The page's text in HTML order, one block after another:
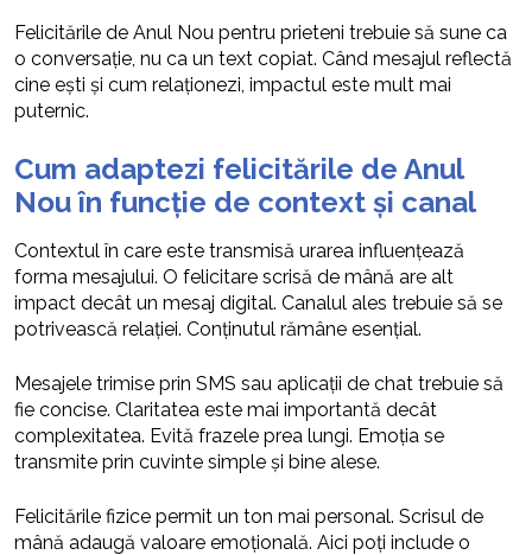
Felicitările de Anul Nou pentru prieteni trebuie să sune ca
o conversație, nu ca un text copiat. Când mesajul reflectă
cine ești și cum relaționezi, impactul este mult mai
puternic.
Cum adaptezi felicitările de Anul
Nou în funcție de context și canal
Contextul în care este transmisă urarea influențează
forma mesajului. O felicitare scrisă de mână are alt
impact decât un mesaj digital. Canalul ales trebuie să se
potrivească relației. Conținutul rămâne esențial.
Mesajele trimise prin SMS sau aplicații de chat trebuie să
fie concise. Claritatea este mai importantă decât
complexitatea. Evită frazele prea lungi. Emoția se
transmite prin cuvinte simple și bine alese.
Felicitările fizice permit un ton mai personal. Scrisul de
mână adaugă valoare emoțională. Aici poți include o